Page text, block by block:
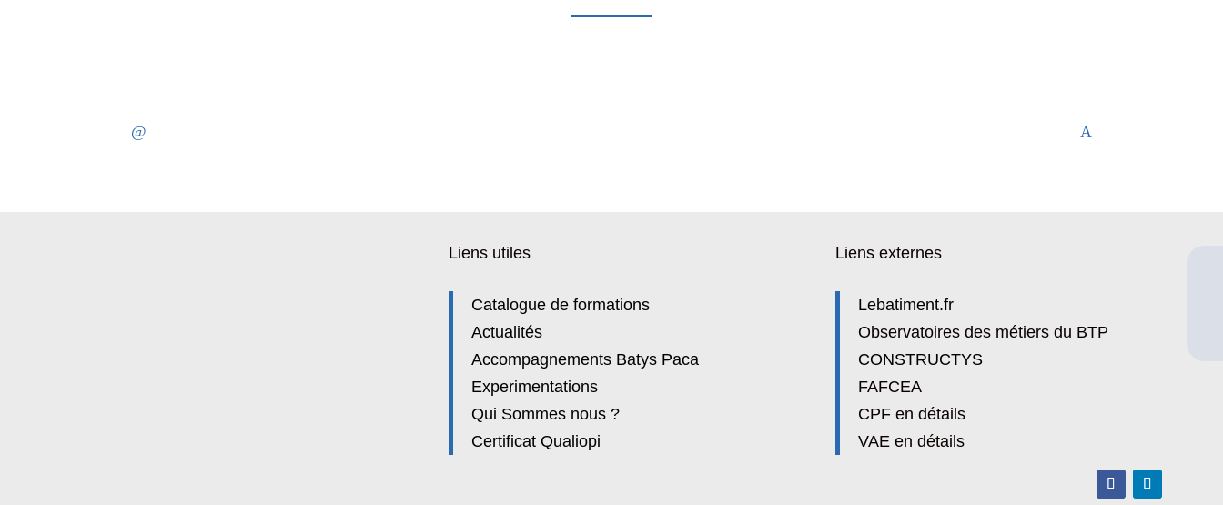
Liens utiles
Catalogue de formations
Actualités
Accompagnements Batys Paca
Experimentations
Qui Sommes nous ?
Certificat Qualiopi
Liens externes
Lebatiment.fr
Observatoires des métiers du BTP
CONSTRUCTYS
FAFCEA
CPF en détails
VAE en détails